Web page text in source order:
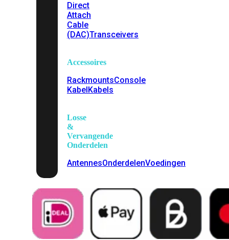
Direct
Attach
Cable
(DAC)Transceivers
Accessoires
RackmountsConsole
KabelKabels
Losse
&
Vervangende
Onderdelen
AntennesOnderdelenVoedingen